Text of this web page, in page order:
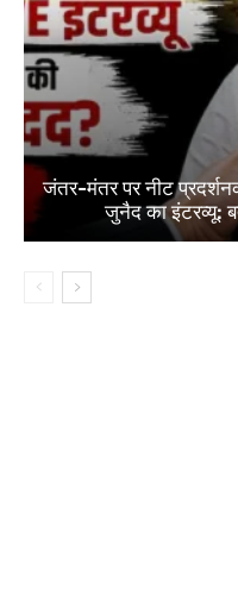
जंतर-मंतर पर नीट
जुनैद का इंटरव्यू: